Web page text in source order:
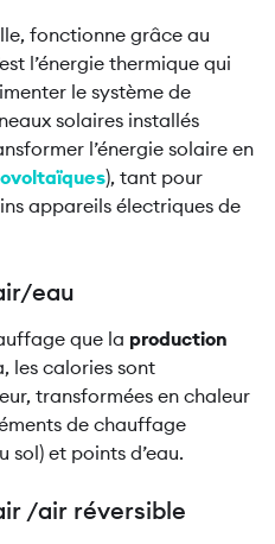
fonctionne grâce au
l’énergie thermique qui
le système de
solaires installés
l’énergie solaire en
), tant pour
appareils électriques de
eau
que la production
les calories sont
transformées en chaleur
de chauffage
et points d’eau.
/air réversible